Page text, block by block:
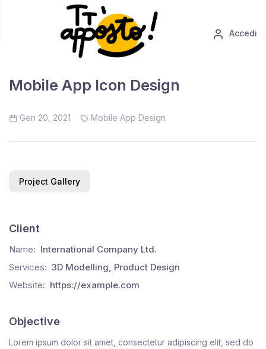
Accedi
Mobile App Icon Design
Gen 20, 2021 Mobile App Design
Project Gallery
Client
Name: International Company Ltd.
Services: 3D Modelling, Product Design
Website: https://example.com
Objective
Lorem ipsum dolor sit amet, consectetur adipiscing elit, sed do